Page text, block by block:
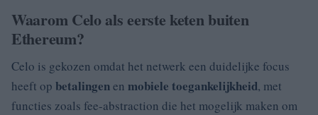
Waarom Celo als eerste keten buiten
Ethereum?
Celo is gekozen omdat het netwerk een duidelijke focus
heeft op betalingenen mobiele toegankelijkheid, met
functies zoals fee-abstraction die het mogelijk maken om